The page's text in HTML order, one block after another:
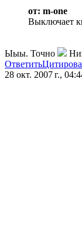
от: m-one
Выключает
Ыыы. Точно
Ответить
28 окт. 2007 г.,